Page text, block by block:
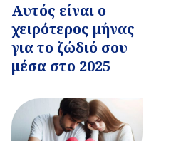
Αυτός είναι ο
χειρότερος μήνας
για το ζώδιό σου
μέσα στο 2025